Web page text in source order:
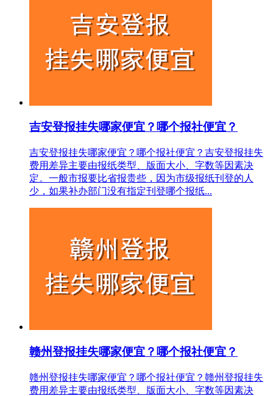
吉安登报挂失哪家便宜？哪个报社便宜？
吉安登报挂失哪家便宜？哪个报社便宜？吉安登报挂失
费用差异主要由报纸类型、版面大小、字数等因素决
定。一般市报要比省报贵些，因为市级报纸刊登的人
少，如果补办部门没有指定刊登哪个报纸...
赣州登报挂失哪家便宜？哪个报社便宜？
赣州登报挂失哪家便宜？哪个报社便宜？赣州登报挂失
费用差异主要由报纸类型、版面大小、字数等因素决